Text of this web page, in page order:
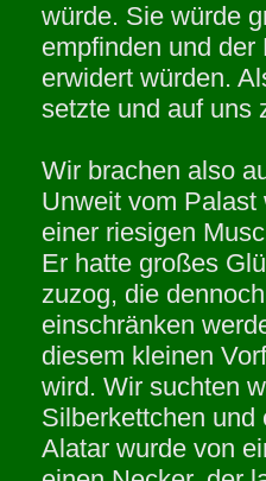
würde. Sie würde
empfinden und
erwidert würden.
setzte und auf uns
Wir brachen also
Unweit vom
einer riesigen
Er hatte großes
zuzog, die
einschränken
diesem kleinen
wird. Wir suchten
Silberkettchen
Alatar wurde von